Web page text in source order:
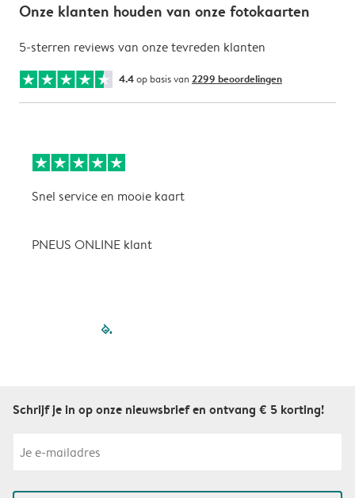
Onze klanten houden van onze fotokaarten
5-sterren reviews van onze tevreden klanten
4.4op basis van 2299 beoordelingen
Snel service en mooie kaart
PNEUS ONLINE klant
filled-pagination
Schrijf je in op onze nieuwsbrief en ontvang € 5 korting!